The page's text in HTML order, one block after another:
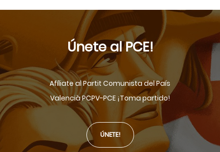
Únete al PCE!
Afíliate al Partit Comunista del País
Valencià PCPV-PCE ¡Toma partido!
ÚNETE!